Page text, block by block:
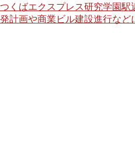
つくばエクスプレス研究学園
発計画や商業ビル建設進行など